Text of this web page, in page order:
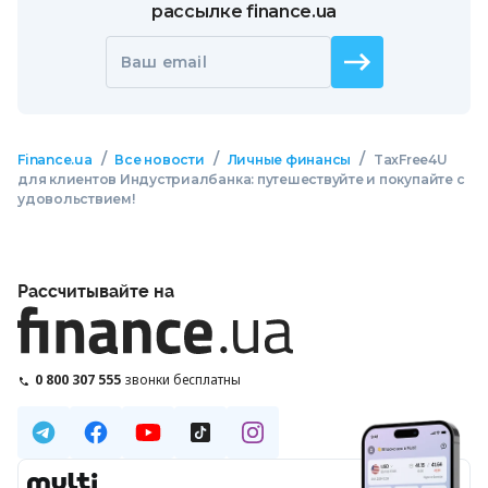
рассылке finance.ua
Ваш email
Finance.ua / Все новости / Личные финансы /
TaxFree4U
для клиентов Индустриалбанка: путешествуйте и покупайте с
удовольствием!
Рассчитывайте на
0 800 307 555 звонки бесплатны